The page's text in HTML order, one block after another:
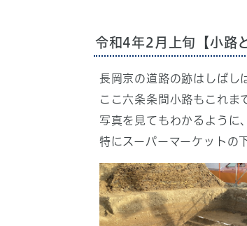
令和4年2月上旬【小路
長岡京の道路の跡はしばし
ここ六条条間小路もこれま
写真を見てもわかるように
特にスーパーマーケットの